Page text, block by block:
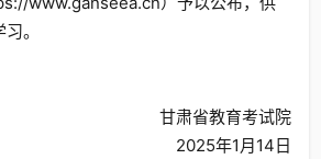
。
甘肃省教育考试院
2025年1月14日